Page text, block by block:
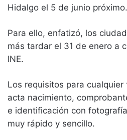
Hidalgo el 5 de junio próximo.
Para ello, enfatizó, los
más tardar el 31 de enero a
INE.
Los requisitos para
acta nacimiento,
e identificación con
muy rápido y sencillo.